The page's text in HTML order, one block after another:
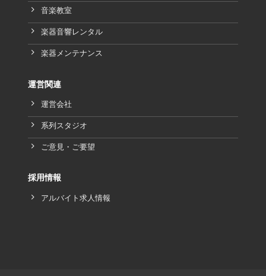
音楽教室
楽器音響レンタル
楽器メンテナンス
運営関連
運営会社
系列スタジオ
ご意見・ご要望
採用情報
アルバイト求人情報